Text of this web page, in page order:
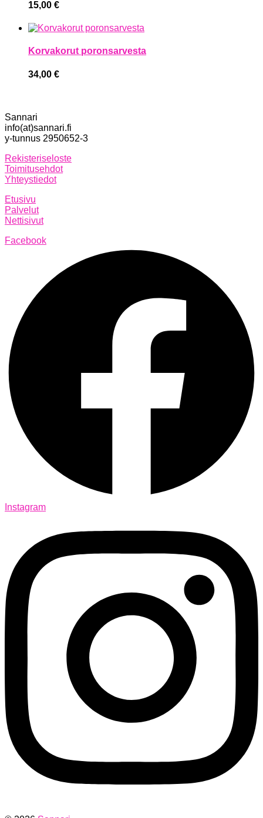
15,00 €
Korvakorut poronsarvesta
34,00 €
Sannari
info(at)sannari.fi
y-tunnus 2950652-3
Rekisteriseloste
Toimitusehdot
Yhteystiedot
Etusivu
Palvelut
Nettisivut
Facebook
Instagram